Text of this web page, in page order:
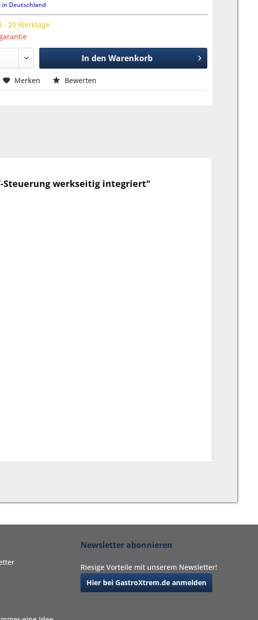
Deutschland
- 20 Werktage
In den Warenkorb
Merken Bewerten
Steuerung werkseitig integriert"
Newsletter abonnieren
Riesige Vorteile mit unserem Newsletter!
Hier bei GastroXtrem.de anmelden